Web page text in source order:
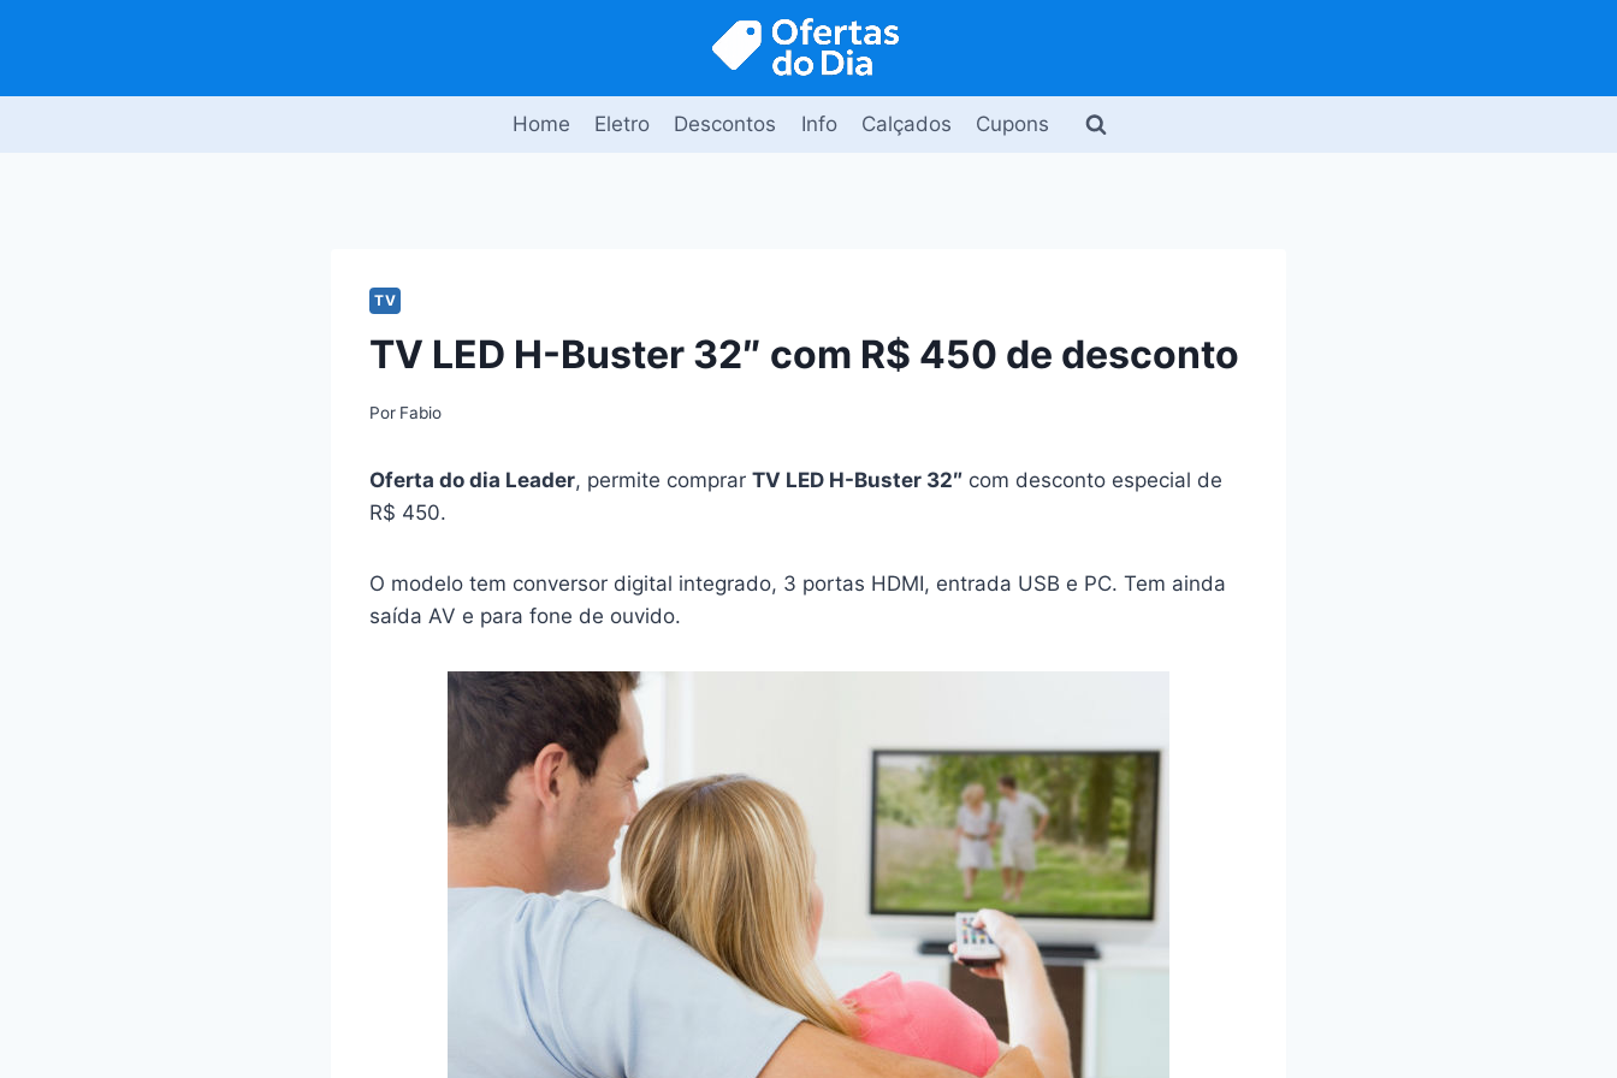
Home Eletro Descontos Info Calçados Cupons
TV
TV LED H-Buster 32″ com R$ 450 de desconto
Por Fabio
Oferta do dia Leader, permite comprar TV LED H-Buster 32″ com desconto especial de
R$ 450.
O modelo tem conversor digital integrado, 3 portas HDMI, entrada USB e PC. Tem ainda
saída AV e para fone de ouvido.